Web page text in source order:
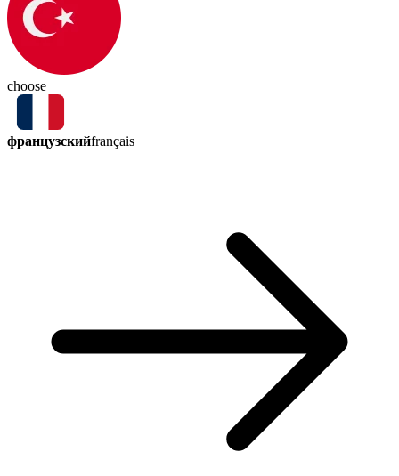
choose
французскийfrançais